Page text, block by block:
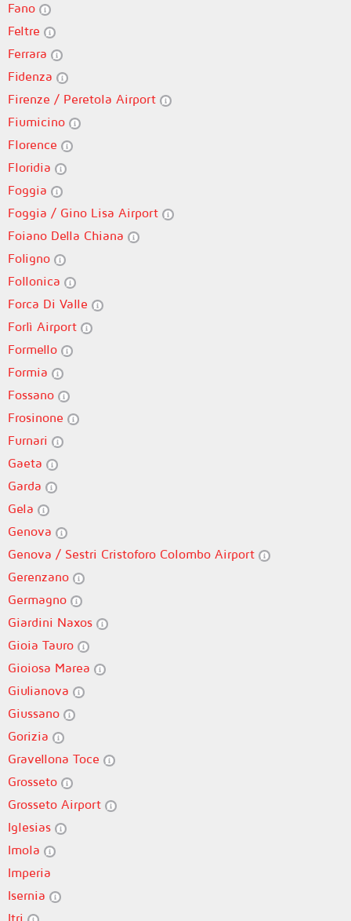
Fano
Feltre
Ferrara
Fidenza
Firenze / Peretola Airport
Fiumicino
Florence
Floridia
Foggia
Foggia / Gino Lisa Airport
Foiano Della Chiana
Foligno
Follonica
Forca Di Valle
Forlì Airport
Formello
Formia
Fossano
Frosinone
Furnari
Gaeta
Garda
Gela
Genova
Genova / Sestri Cristoforo Colombo Airport
Gerenzano
Germagno
Giardini Naxos
Gioia Tauro
Gioiosa Marea
Giulianova
Giussano
Gorizia
Gravellona Toce
Grosseto
Grosseto Airport
Iglesias
Imola
Imperia
Isernia
Itri